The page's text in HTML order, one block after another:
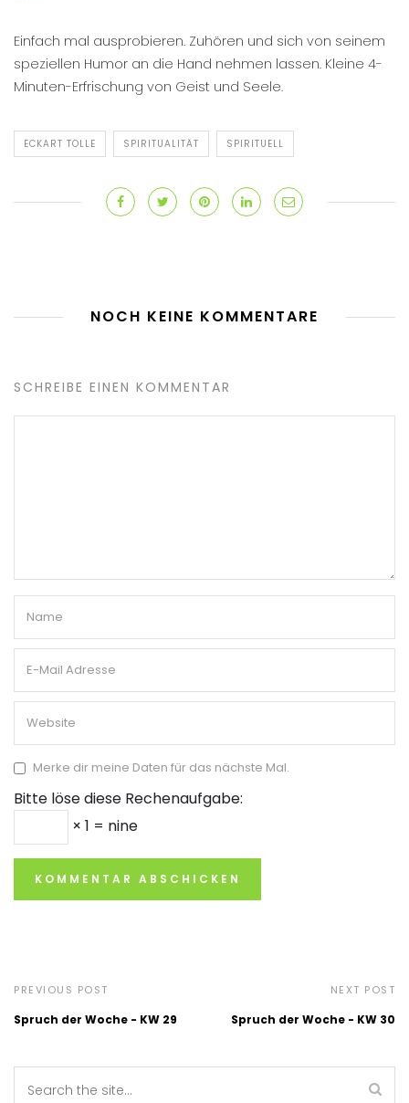
Einfach mal ausprobieren. Zuhören und sich von seinem
speziellen Humor an die Hand nehmen lassen. Kleine 4-
Minuten-Erfrischung von Geist und Seele.
ECKART TOLLE SPIRITUALITÄT SPIRITUELL
NOCH KEINE KOMMENTARE
SCHREIBE EINEN KOMMENTAR
Merke dir meine Daten für das nächste Mal.
Bitte löse diese Rechenaufgabe:
× 1 = nine
PREVIOUS POST
Spruch der Woche - KW 29
NEXT POST
Spruch der Woche - KW 30